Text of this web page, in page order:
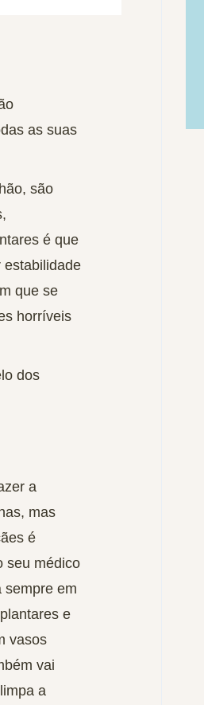
as suas
são
é que
estabilidade
que se
horríveis
dos
a
mas
é
seu médico
sempre em
e
vasos
vai
a